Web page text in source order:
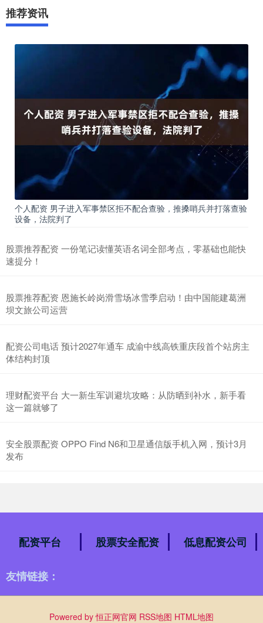
推荐资讯
个人配资 男子进入军事禁区拒不配合查验，推搡哨兵并打落查验
设备，法院判了
股票推荐配资 一份笔记读懂英语名词全部考点，零基础也能快
速提分！
股票推荐配资 恩施长岭岗滑雪场冰雪季启动！由中国能建葛洲
坝文旅公司运营
配资公司电话 预计2027年通车 成渝中线高铁重庆段首个站房主
体结构封顶
理财配资平台 大一新生军训避坑攻略：从防晒到补水，新手看
这一篇就够了
安全股票配资 OPPO Find N6和卫星通信版手机入网，预计3月
发布
配资平台 股票安全配资 低息配资公司
友情链接：
Powered by恒正网官网 RSS地图 HTML地图